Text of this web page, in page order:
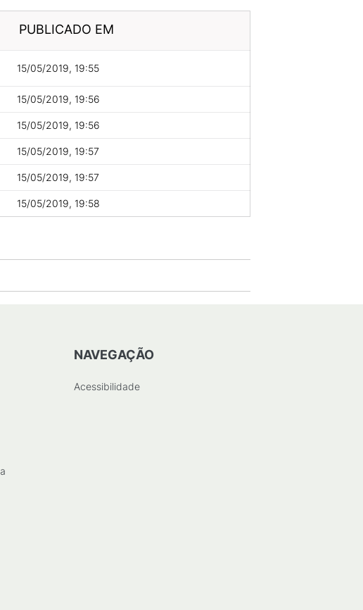
PUBLICADO EM
15/05/2019, 19:55
15/05/2019, 19:56
15/05/2019, 19:56
15/05/2019, 19:57
15/05/2019, 19:57
15/05/2019, 19:58
NAVEGAÇÃO
Acessibilidade